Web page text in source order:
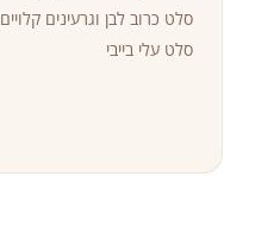
סלט כרוב לבן וגרעינים קלויים
סלט עלי בייבי